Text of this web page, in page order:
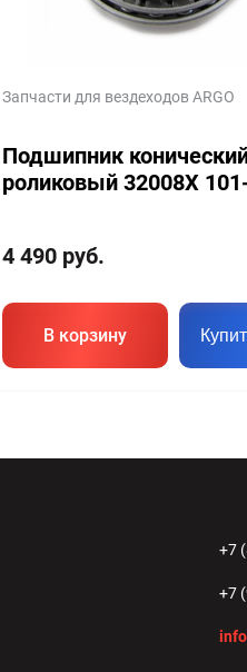
Запчасти для вездеходов ARGO
Подшипник
роликовый 32008X
4 490 руб.
В корзину
+7
+7